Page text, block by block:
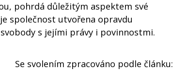
pohrdá důležitým aspektem své
společnost utvořena opravdu
s jejími právy i povinnostmi.
Se svolením zpracováno podle článku: